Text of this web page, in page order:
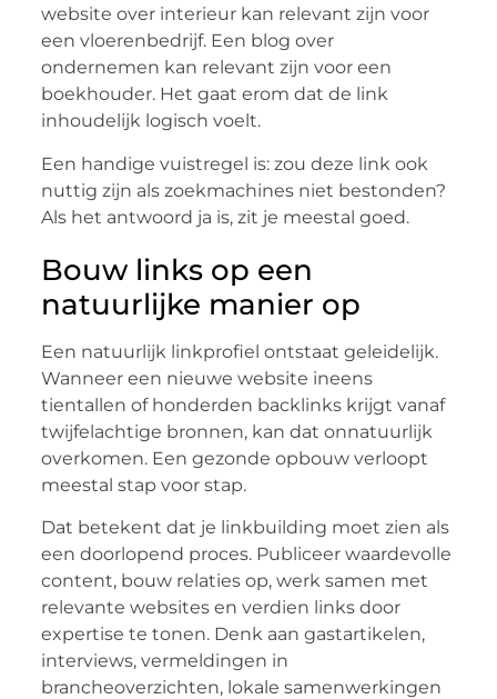
website over interieur kan relevant zijn voor
een vloerenbedrijf. Een blog over
ondernemen kan relevant zijn voor een
boekhouder. Het gaat erom dat de link
inhoudelijk logisch voelt.
Een handige vuistregel is: zou deze link ook
nuttig zijn als zoekmachines niet bestonden?
Als het antwoord ja is, zit je meestal goed.
Bouw links op een
natuurlijke manier op
Een natuurlijk linkprofiel ontstaat geleidelijk.
Wanneer een nieuwe website ineens
tientallen of honderden backlinks krijgt vanaf
twijfelachtige bronnen, kan dat onnatuurlijk
overkomen. Een gezonde opbouw verloopt
meestal stap voor stap.
Dat betekent dat je linkbuilding moet zien als
een doorlopend proces. Publiceer waardevolle
content, bouw relaties op, werk samen met
relevante websites en verdien links door
expertise te tonen. Denk aan gastartikelen,
interviews, vermeldingen in
brancheoverzichten, lokale samenwerkingen